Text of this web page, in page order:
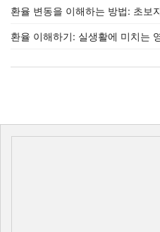
환율 변동을 이해하는 방법: 초보
환율 이해하기: 실생활에 미치는